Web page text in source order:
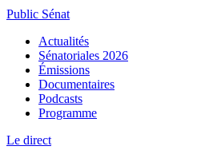
Public Sénat
Actualités
Sénatoriales 2026
Émissions
Documentaires
Podcasts
Programme
Le direct